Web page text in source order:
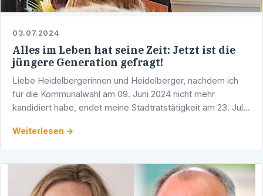
03.07.2024
Alles im Leben hat seine Zeit: Jetzt ist die
jüngere Generation gefragt!
Liebe Heidelbergerinnen und Heidelberger, nachdem ich
für die Kommunalwahl am 09. Juni 2024 nicht mehr
kandidiert habe, endet meine Stadtratstätigkeit am 23. Juli
Weiterlesen →